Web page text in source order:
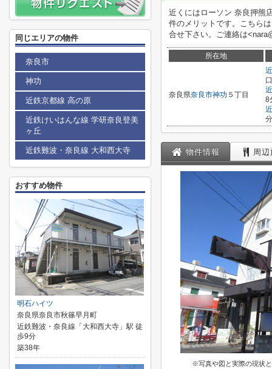
近くにはローソン 奈良押熊
件のメリットです。こちら
合せ下さい。ご連絡は
所在地
奈良県奈良市神功 ５丁目
8
物件情報 周
※写真や図と実際の現状
同じエリアの物件
奈良市
神功
近鉄京都線 高の原
近鉄けいはんな線 学研奈良登美
ヶ丘
近鉄難波・奈良線 大和西大寺
おすすめ物件
明石ハイツ
奈良県奈良市秋篠早月町
近鉄難波・奈良線「大和西大寺」駅 徒
歩9分
築38年